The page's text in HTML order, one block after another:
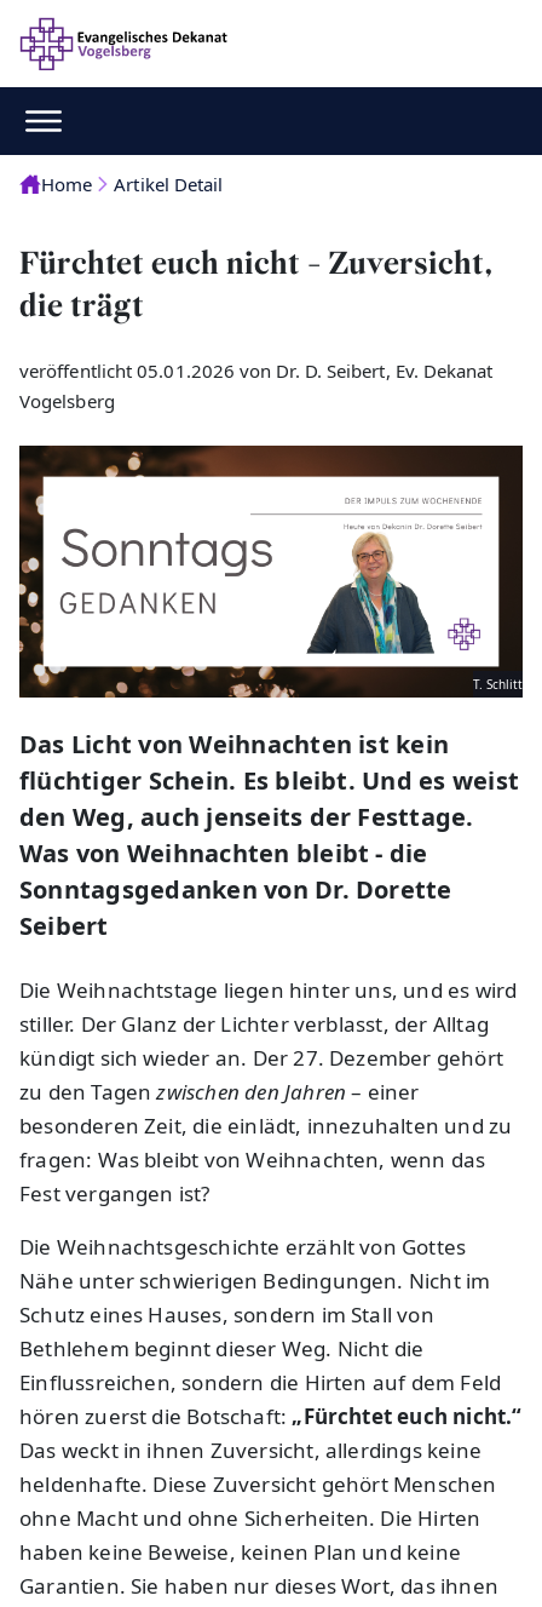
Home Artikel Detail
Fürchtet euch nicht - Zuversicht,
die trägt
veröffentlicht 05.01.2026 von Dr. D. Seibert, Ev. Dekanat
Vogelsberg
T. Schlitt
Das Licht von Weihnachten ist kein
flüchtiger Schein. Es bleibt. Und es weist
den Weg, auch jenseits der Festtage.
Was von Weihnachten bleibt - die
Sonntagsgedanken von Dr. Dorette
Seibert
Die Weihnachtstage liegen hinter uns, und es wird
stiller. Der Glanz der Lichter verblasst, der Alltag
kündigt sich wieder an. Der 27. Dezember gehört
zu den Tagenzwischen den Jahren – einer
besonderen Zeit, die einlädt, innezuhalten und zu
fragen: Was bleibt von Weihnachten, wenn das
Fest vergangen ist?
Die Weihnachtsgeschichte erzählt von Gottes
Nähe unter schwierigen Bedingungen. Nicht im
Schutz eines Hauses, sondern im Stall von
Bethlehem beginnt dieser Weg. Nicht die
Einflussreichen, sondern die Hirten auf dem Feld
hören zuerst die Botschaft:„Fürchtet euch nicht.“
Das weckt in ihnen Zuversicht, allerdings keine
heldenhafte. Diese Zuversicht gehört Menschen
ohne Macht und ohne Sicherheiten. Die Hirten
haben keine Beweise, keinen Plan und keine
Garantien. Sie haben nur dieses Wort, das ihnen